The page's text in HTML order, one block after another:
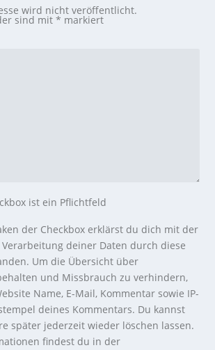
wird nicht veröffentlicht.
sind mit* markiert
ist ein Pflichtfeld
der Checkbox erklärst du dich mit der
deiner Daten durch diese
Um die Übersicht über
und Missbrauch zu verhindern,
Name, E-Mail, Kommentar sowie IP-
deines Kommentars. Du kannst
später jederzeit wieder löschen lassen.
findest du in der